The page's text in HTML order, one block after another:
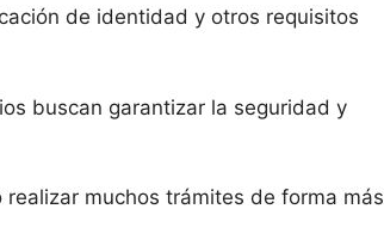
de identidad y otros requisitos
buscan garantizar la seguridad y
muchos trámites de forma más